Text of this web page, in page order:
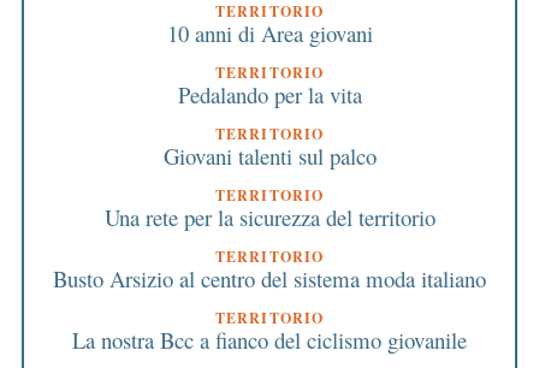
TERRITORIO
10 anni di Area giovani
TERRITORIO
Pedalando per la vita
TERRITORIO
Giovani talenti sul palco
TERRITORIO
Una rete per la sicurezza del territorio
TERRITORIO
Busto Arsizio al centro del sistema moda italiano
TERRITORIO
La nostra Bcc a fianco del ciclismo giovanile